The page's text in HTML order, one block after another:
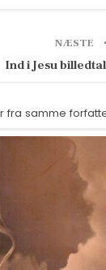
NÆSTE
Ind i Jesu
fra samme